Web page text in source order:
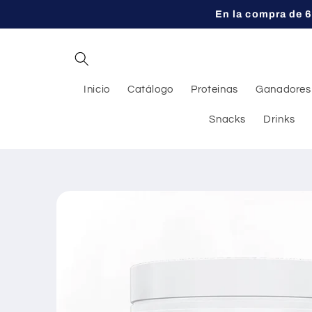
al contenido
En la compra de
Inicio Catálogo Proteinas Ganadores
Snacks Drinks